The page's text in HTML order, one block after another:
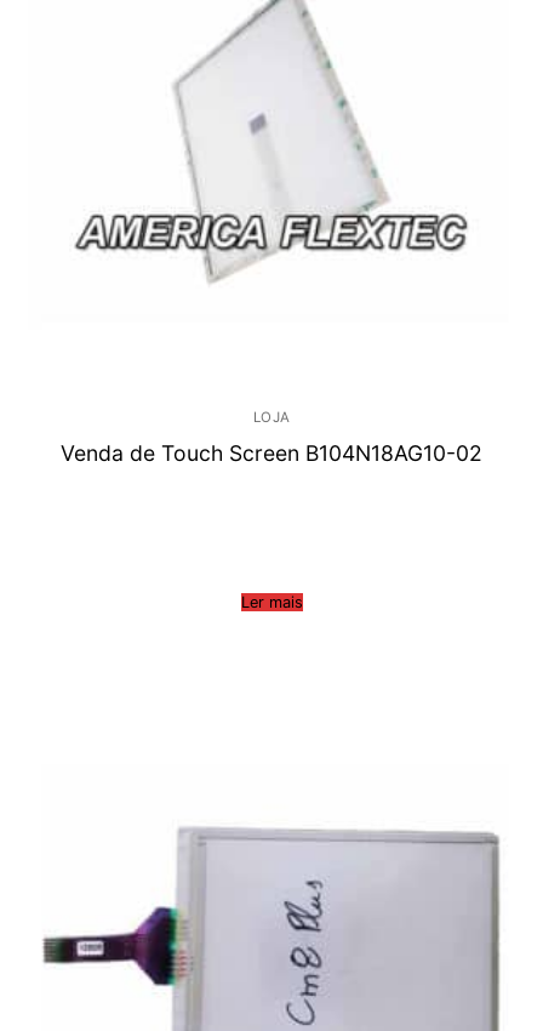
LOJA
Venda de Touch Screen B104N18AG10-02
Ler mais